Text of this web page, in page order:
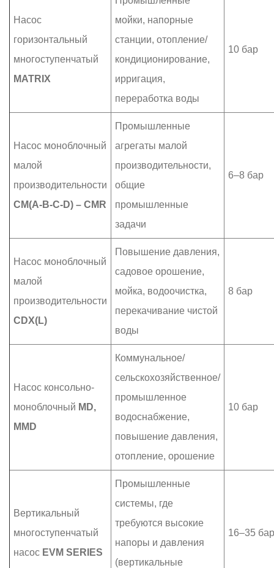
Насос
горизонтальный
многоступенчатый
MATRIX
мойки, напорные
станции, отопление/
кондиционирование,
ирригация,
переработка воды
10 бар
Насос моноблочный
малой
производительности
CM(A-B-C-D) – CMR
Промышленные
агрегаты малой
производительности,
общие
промышленные
задачи
6–8 бар
Насос моноблочный
малой
производительности
CDX(L)
Повышение давления,
садовое орошение,
мойка, водоочистка,
перекачивание чистой
воды
8 бар
Насос консольно-
моноблочный MD,
MMD
Коммунальное/
сельскохозяйственное/
промышленное
водоснабжение,
повышение давления,
отопление, орошение
10 бар
Вертикальный
многоступенчатый
насос EVM SERIES
Промышленные
системы, где
требуются высокие
напоры и давления
(вертикальные
16–35 бар